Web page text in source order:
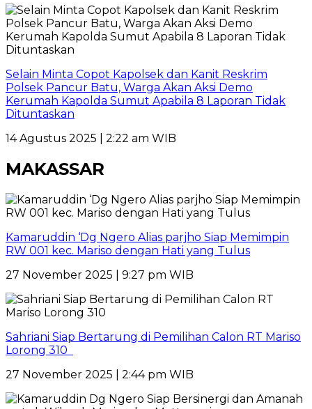
Selain Minta Copot Kapolsek dan Kanit Reskrim
Polsek Pancur Batu, Warga Akan Aksi Demo
Kerumah Kapolda Sumut Apabila 8 Laporan Tidak
Dituntaskan
14 Agustus 2025 | 2:22 am WIB
MAKASSAR
Kamaruddin ‘Dg Ngero Alias parjho Siap Memimpin
RW 001 kec. Mariso dengan Hati yang Tulus
27 November 2025 | 9:27 pm WIB
Sahriani Siap Bertarung di Pemilihan Calon RT Mariso
Lorong 310
27 November 2025 | 2:44 pm WIB